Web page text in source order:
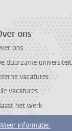
ons
ons
duurzame universiteit
vacatures
vacatures
het werk
Meer informatie.